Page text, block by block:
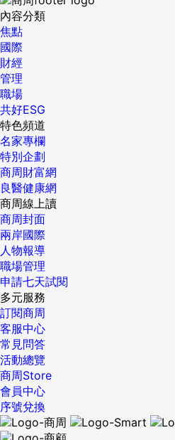
內容分類
焦點
國際
財經
管理
職場
共好ESG
特色頻道
名家專欄
特別企劃
商周財富網
良醫健康網
商周線上讀
商周封面
兩岸國際
人物報導
職場管理
申請七天試閱
多元服務
訂閱商周
客服中心
常見問答
活動總覽
商周Store
會員中心
序號兌換